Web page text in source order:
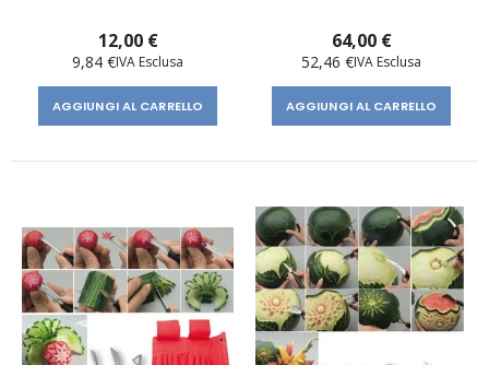
12,00 €
9,84 €
AGGIUNGI AL CARRELLO
64,00 €
52,46 €
AGGIUNGI AL CARRELLO